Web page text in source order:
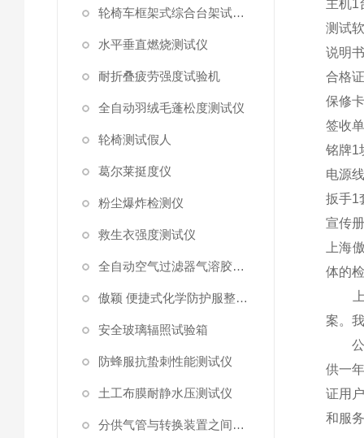
轮椅车框架式综合台架试验机
水平垂直燃烧测试仪
耐折叠疲劳强度试验机
全自动羽绒毛蓬松度测试仪
轮椅测试假人
葛尔莱挺度仪
粉尘爆炸检测仪
救生衣强度测试仪
全自动空气过滤器气溶胶细菌截留测试仪
傲颖 便捷式化学防护服整体气密性测试仪
安全玻璃辐照试验箱
防蜂服抗蛰刺性能测试仪
土工布膜耐静水压测试仪
分供气管与转换装置之间连接强度试验机
主机1
测试
说明
合格
保修
签收
铭牌1
电源
扳手1
宣传
上海
体的
上海
案。
公司
供一
证用
和服